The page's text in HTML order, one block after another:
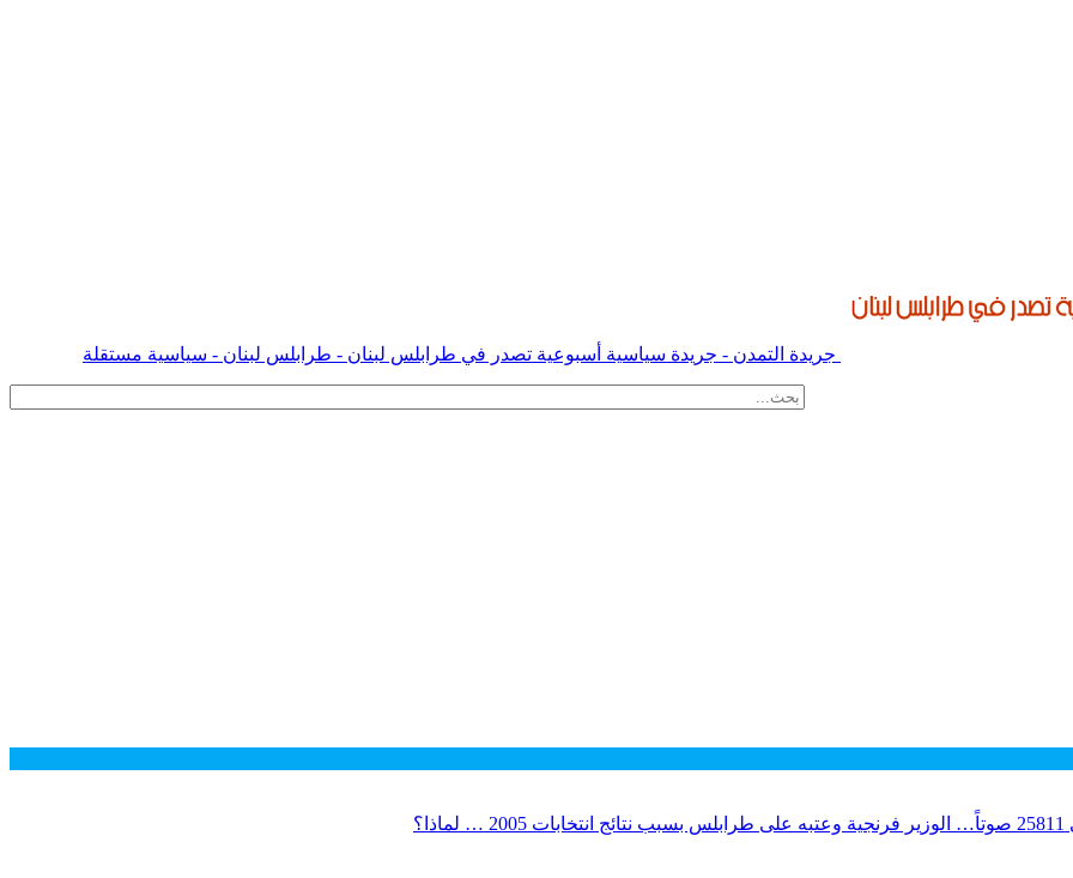
جريدة التمدن - جريدة سياسية أسبوعية تصدر في طرابلس لبنان - طرابلس لبنان - سياسية مستقلة